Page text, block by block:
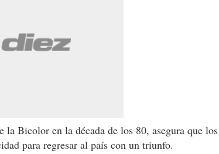
la Bicolor en la década de los 80, asegura que los
para regresar al país con un triunfo.